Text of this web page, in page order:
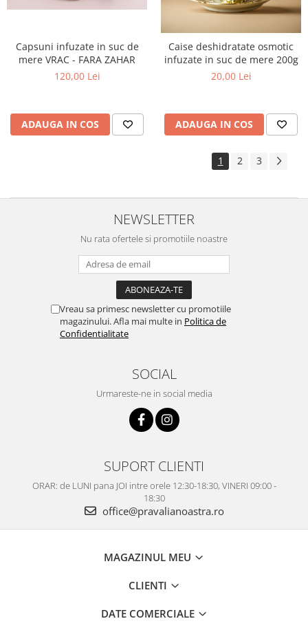
Capsuni infuzate in suc de
mere VRAC - FARA ZAHAR
120,00 Lei
ADAUGA IN COS
Caise deshidratate osmotic
infuzate in suc de mere 200g
20,00 Lei
ADAUGA IN COS
1 2 3
NEWSLETTER
Nu rata ofertele si promotiile noastre
Vreau sa primesc newsletter cu promotiile
magazinului. Afla mai multe in Politica de
Confidentialitate
SOCIAL
Urmareste-ne in social media
SUPORT CLIENTI
ORAR: de LUNI pana JOI intre orele 12:30-18:30, VINERI 09:00 -
18:30
office@pravalianoastra.ro
MAGAZINUL MEU
CLIENTI
DATE COMERCIALE